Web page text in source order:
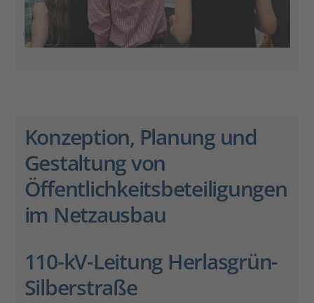
Konzeption, Planung und
Gestaltung von
Öffentlichkeitsbeteiligungen
im Netzausbau
110-kV-Leitung Herlasgrün-
Silberstraße